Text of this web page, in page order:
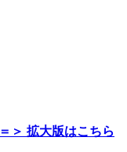
＝＞ 拡大版はこちら